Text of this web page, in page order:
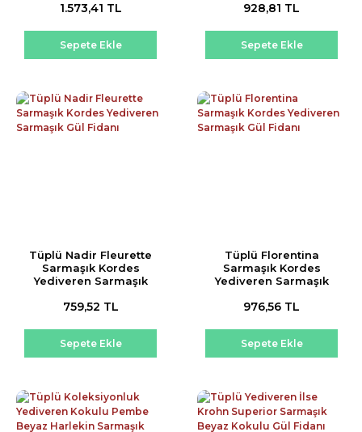
1.573,41 TL
Sepete Ekle
928,81 TL
Sepete Ekle
Tüplü Nadir Fleurette
Sarmaşık Kordes
Yediveren Sarmaşık
759,52 TL
Sepete Ekle
Tüplü Florentina
Sarmaşık Kordes
Yediveren Sarmaşık
976,56 TL
Sepete Ekle